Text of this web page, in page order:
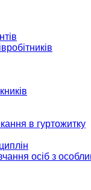
в гуртожитку
осіб з